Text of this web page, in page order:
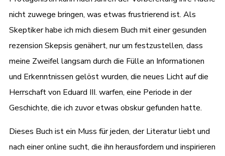
nicht zuwege bringen, was etwas frustrierend ist. Als
Skeptiker habe ich mich diesem Buch mit einer gesunden
rezension Skepsis genähert, nur um festzustellen, dass
meine Zweifel langsam durch die Fülle an Informationen
und Erkenntnissen gelöst wurden, die neues Licht auf die
Herrschaft von Eduard III. warfen, eine Periode in der
Geschichte, die ich zuvor etwas obskur gefunden hatte.
Dieses Buch ist ein Muss für jeden, der Literatur liebt und
nach einer online sucht, die ihn herausfordern und inspirieren